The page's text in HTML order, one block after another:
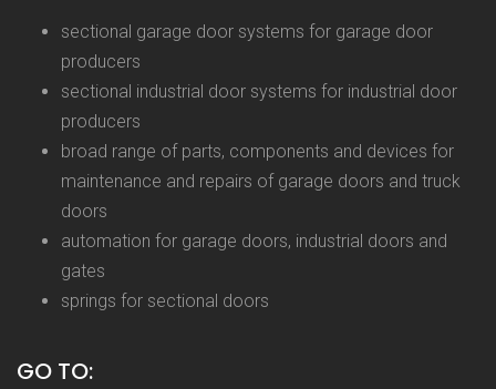
sectional garage door systems for garage door
producers
sectional industrial door systems for industrial door
producers
broad range of parts, components and devices for
maintenance and repairs of garage doors and truck
doors
automation for garage doors, industrial doors and
gates
springs for sectional doors
GO TO: